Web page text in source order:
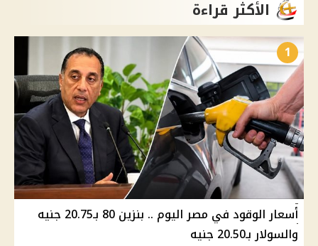
الأكثر قراءة
1
أسعار الوقود في مصر اليوم .. بنزين 80 بـ20.75 جنيه
والسولار بـ20.50 جنيه